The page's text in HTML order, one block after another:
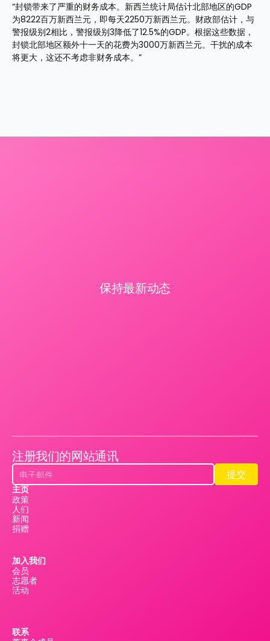
“封锁带来了严重的财务成本。新西兰统计局估计北部地区的GDP
为8222百万新西兰元，即每天2250万新西兰元。财政部估计，与
警报级别2相比，警报级别3降低了12.5%的GDP。根据这些数据，
封锁北部地区额外十一天的花费为3000万新西兰元。干扰的成本
将更大，这还不考虑非财务成本。”
保持最新动态
注册我们的网站通讯
提交
提交
主页
政策
人们
新闻
捐赠
加入我们
会员
志愿者
活动
联系